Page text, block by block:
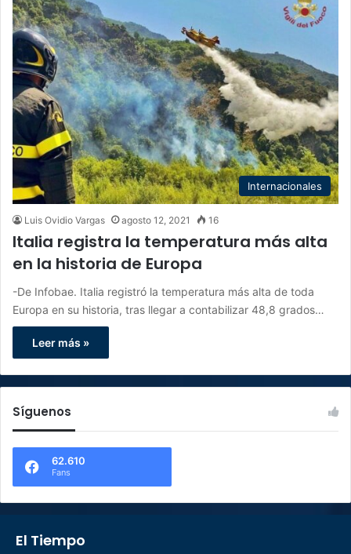
Internacionales
Luis Ovidio Vargas agosto 12, 2021 16
Italia registra la temperatura más alta
en la historia de Europa
-De Infobae. Italia registró la temperatura más alta de toda
Europa en su historia, tras llegar a contabilizar 48,8 grados…
Leer más »
Síguenos
62.610
Fans
El Tiempo